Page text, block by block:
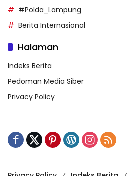
#Polda_Lampung
Berita Internasional
Halaman
Indeks Berita
Pedoman Media Siber
Privacy Policy